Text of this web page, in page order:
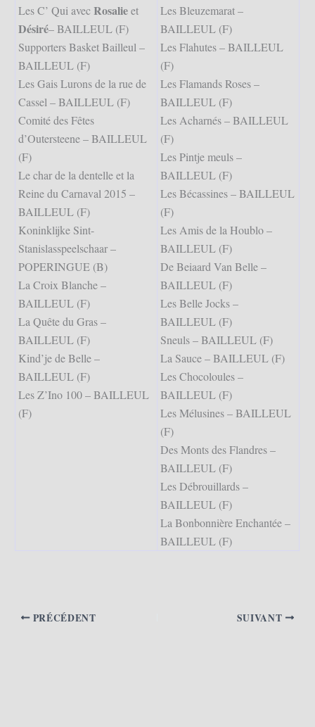
Les C’ Qui avecRosalieet
Désiré– BAILLEUL (F)
Supporters Basket Bailleul –
BAILLEUL (F)
Les Gais Lurons de la rue de
Cassel – BAILLEUL (F)
Comité des Fêtes
d’Outersteene – BAILLEUL
(F)
Le char de la dentelle et la
Reine du Carnaval 2015 –
BAILLEUL (F)
Koninklijke Sint-
Stanislasspeelschaar –
POPERINGUE (B)
La Croix Blanche –
BAILLEUL (F)
La Quête du Gras –
BAILLEUL (F)
Kind’je de Belle –
BAILLEUL (F)
Les Z’Ino 100 – BAILLEUL
(F)
Les Bleuzemarat –
BAILLEUL (F)
Les Flahutes – BAILLEUL
(F)
Les Flamands Roses –
BAILLEUL (F)
Les Acharnés – BAILLEUL
(F)
Les Pintje meuls –
BAILLEUL (F)
Les Bécassines – BAILLEUL
(F)
Les Amis de la Houblo –
BAILLEUL (F)
De Beiaard Van Belle –
BAILLEUL (F)
Les Belle Jocks –
BAILLEUL (F)
Sneuls – BAILLEUL (F)
La Sauce – BAILLEUL (F)
Les Chocoloules –
BAILLEUL (F)
Les Mélusines – BAILLEUL
(F)
Des Monts des Flandres –
BAILLEUL (F)
Les Débrouillards –
BAILLEUL (F)
La Bonbonnière Enchantée –
BAILLEUL (F)
PRÉCÉDENT SUIVANT